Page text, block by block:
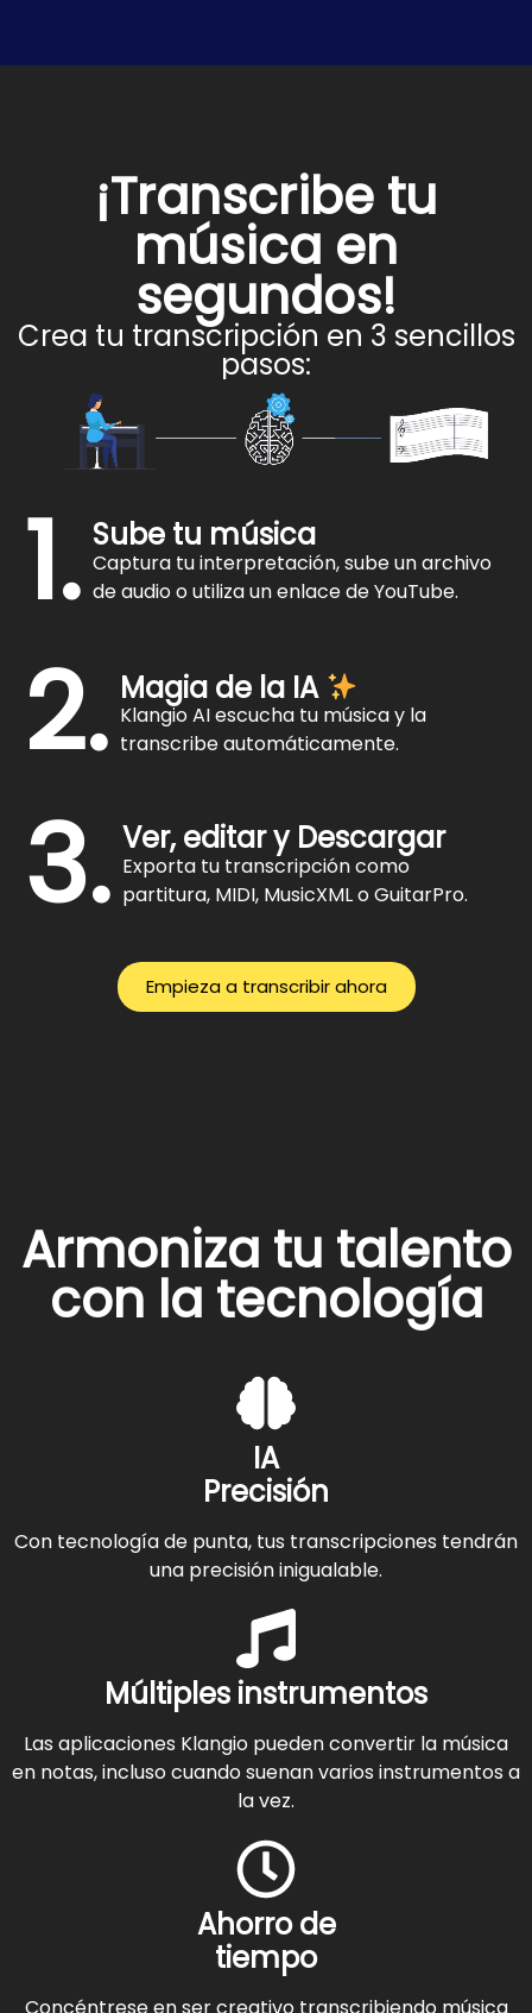
¡Transcribe tu
música en
segundos!
Crea tu transcripción en 3 sencillos
pasos:
1. Sube tu música
Captura tu interpretación, sube un archivo
de audio o utiliza un enlace de YouTube.
2. Magia de la IA
Klangio AI escucha tu música y la
transcribe automáticamente.
3. Ver, editar y Descargar
Exporta tu transcripción como
partitura, MIDI, MusicXML o GuitarPro.
Empieza a transcribir ahora
Armoniza tu talento
con la tecnología
IA
Precisión
Con tecnología de punta, tus transcripciones tendrán
una precisión inigualable.
Múltiples instrumentos
Las aplicaciones Klangio pueden convertir la música
en notas, incluso cuando suenan varios instrumentos a
la vez.
Ahorro de
tiempo